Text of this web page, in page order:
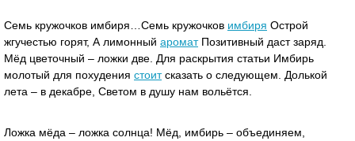
Семь кружочков имбиря…Семь кружочков имбиря Острой
жгучестью горят, А лимонный ароматПозитивный даст заряд.
Мёд цветочный – ложки две. Для раскрытия статьи Имбирь
молотый для похудения стоитсказать о следующем. Долькой
лета – в декабре, Светом в душу нам вольётся.
Ложка мёда – ложка солнца! Мёд, имбирь – объединяем,